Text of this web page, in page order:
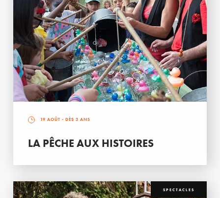
19 AOÛT - DÈS 3 ANS
LA PÊCHE AUX HISTOIRES
SPECTACLES